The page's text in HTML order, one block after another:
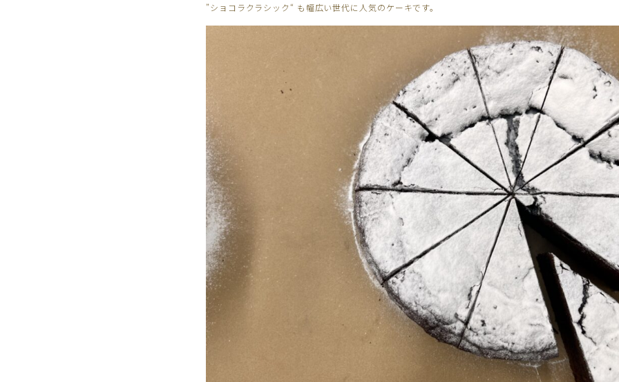
”ショコラクラシック“ も幅広い世代に人気のケーキです。